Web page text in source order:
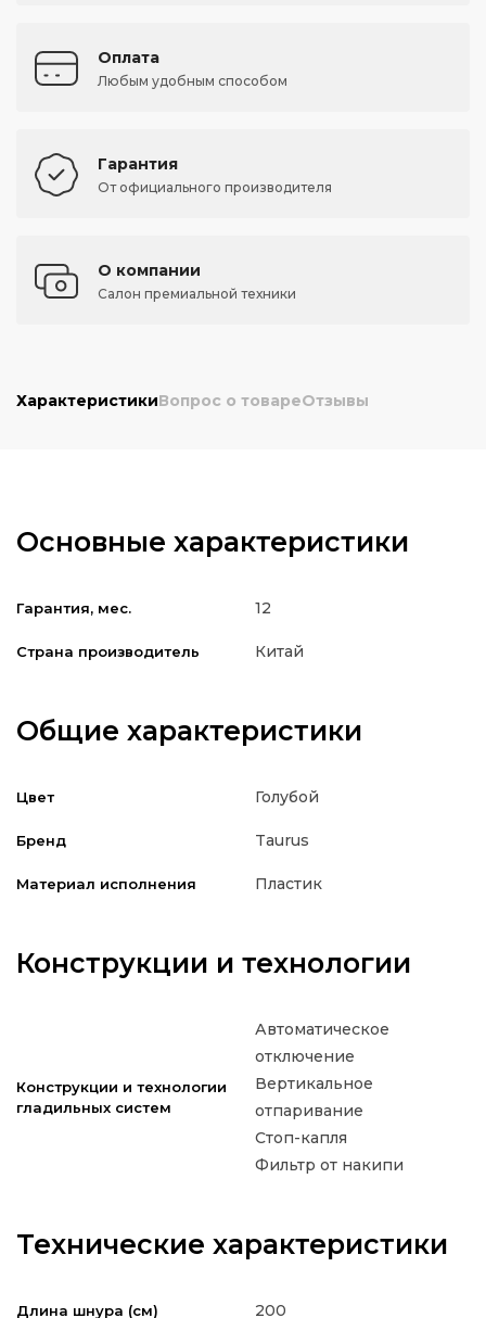
Оплата
Любым удобным способом
Гарантия
От официального производителя
О компании
Салон премиальной техники
ХарактеристикиВопрос о товареОтзывы
Основные характеристики
Гарантия, мес. 12
Страна производитель Китай
Общие характеристики
Цвет Голубой
Бренд Taurus
Материал исполнения Пластик
Конструкции и технологии
Конструкции и технологии
гладильных систем
Автоматическое
отключение
Вертикальное
отпаривание
Стоп-капля
Фильтр от накипи
Технические характеристики
Длина шнура (см) 200